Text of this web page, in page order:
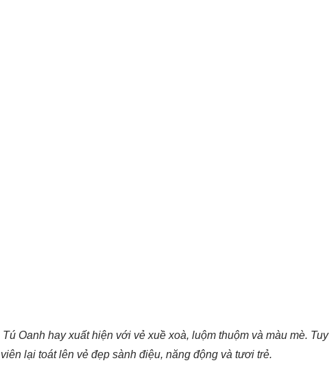
Oanh hay xuất hiện với vẻ xuề xoà, luộm thuộm và màu mè. Tuy
lại toát lên vẻ đẹp sành điệu, năng động và tươi trẻ.